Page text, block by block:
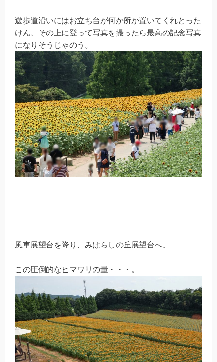
遊歩道沿いにはお立ち台が何か所か置いてくれとった
けん、その上に登って写真を撮ったら最高の記念写真
になりそうじゃのう。
風車展望台を降り、みはらしの丘展望台へ。
この圧倒的なヒマワリの量・・・。